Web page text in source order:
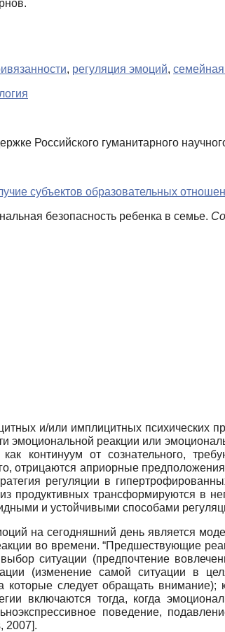
, регуляция эмоций,
Российского гуманитарного
субъектов образовательных
безопасность ребенка в семье.
и/или имплицитных психических
эмоциональной реакции или
континуум от сознательного,
отрицаются априорные
регуляции в
продуктивных трансформируются в
и устойчивыми способами
на сегодняшний день является
во времени. “Предшествующие
ситуации (предпочтение
(изменение самой ситуации в
следует обращать внимание);
включаются тогда, когда
поведение,
2007].